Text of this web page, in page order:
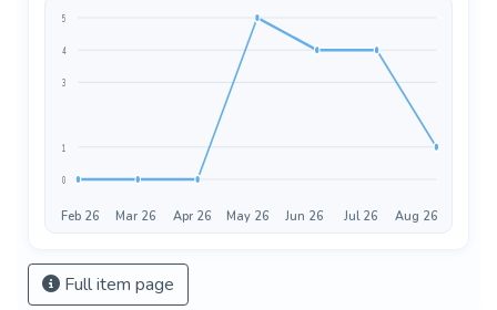
0
1
3
4
5
Feb 26 Mar 26 Apr 26 May 26 Jun 26 Jul 26 Aug 26
Full item page